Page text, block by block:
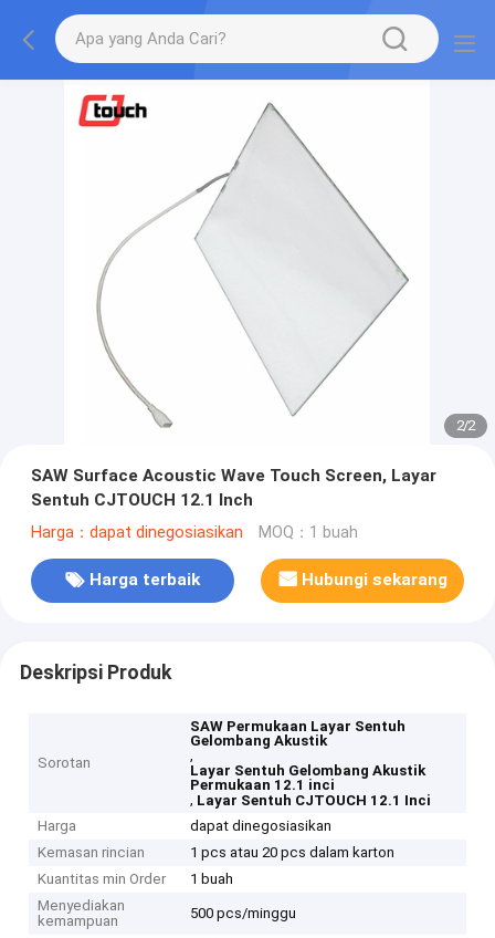
2/2
SAW Surface Acoustic Wave Touch Screen, Layar
Sentuh CJTOUCH 12.1 Inch
Harga：dapat dinegosiasikan MOQ：1 buah
Harga terbaik Hubungi sekarang
Deskripsi Produk
Sorotan
SAW Permukaan Layar Sentuh
Gelombang Akustik
,
Layar Sentuh Gelombang Akustik
Permukaan 12.1 inci
, Layar Sentuh CJTOUCH 12.1 Inci
Harga
dapat dinegosiasikan
Kemasan rincian
1 pcs atau 20 pcs dalam karton
Kuantitas min Order
1 buah
Menyediakan
kemampuan
500 pcs/minggu